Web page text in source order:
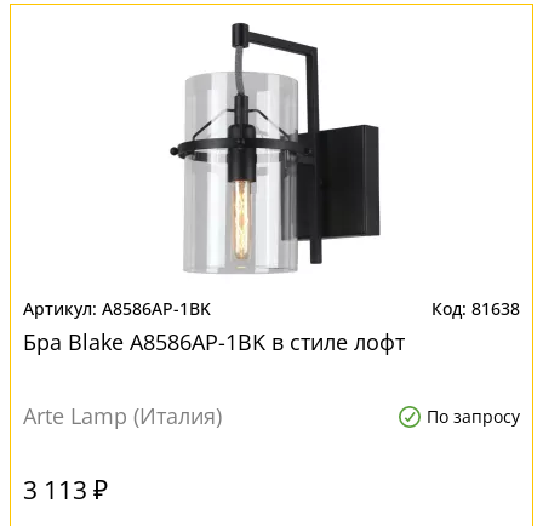
A8586AP-1BK 81638
Бра Blake A8586AP-1BK в стиле лофт
Arte Lamp (Италия) По запросу
3 113 ₽